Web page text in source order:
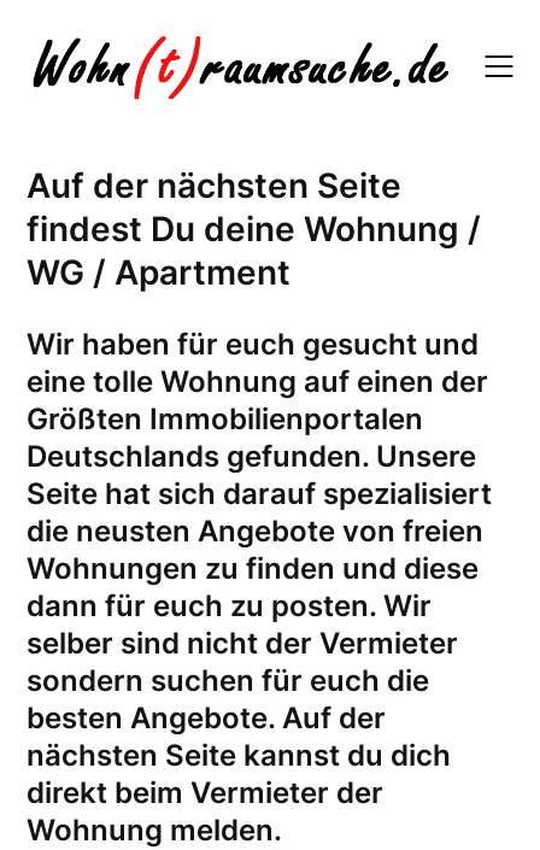
content
Auf der nächsten Seite
findest Du deine Wohnung /
WG / Apartment
Wir haben für euch gesucht und
eine tolle Wohnung auf einen der
Größten Immobilienportalen
Deutschlands gefunden. Unsere
Seite hat sich darauf spezialisiert
die neusten Angebote von freien
Wohnungen zu finden und diese
dann für euch zu posten. Wir
selber sind nicht der Vermieter
sondern suchen für euch die
besten Angebote. Auf der
nächsten Seite kannst du dich
direkt beim Vermieter der
Wohnung melden.